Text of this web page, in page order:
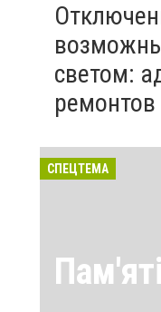
светом:
СПЕЦТЕМА